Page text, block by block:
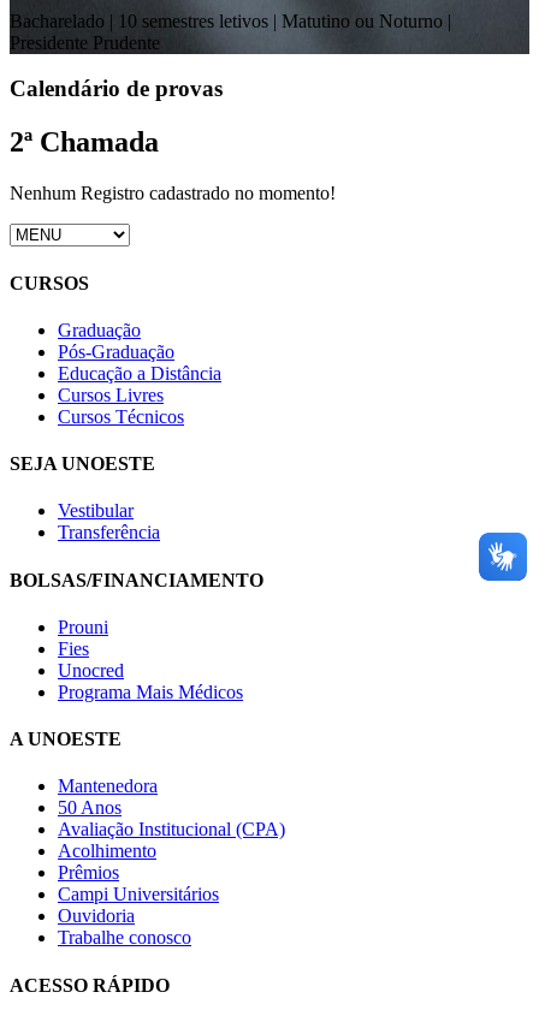
Bacharelado | 10 semestres letivos | Matutino ou Noturno |
Presidente Prudente
Calendário de provas
2ª Chamada
Nenhum Registro cadastrado no momento!
CURSOS
Graduação
Pós-Graduação
Educação a Distância
Cursos Livres
Cursos Técnicos
SEJA UNOESTE
Vestibular
Transferência
BOLSAS/FINANCIAMENTO
Prouni
Fies
Unocred
Programa Mais Médicos
A UNOESTE
Mantenedora
50 Anos
Avaliação Institucional (CPA)
Acolhimento
Prêmios
Campi Universitários
Ouvidoria
Trabalhe conosco
ACESSO RÁPIDO